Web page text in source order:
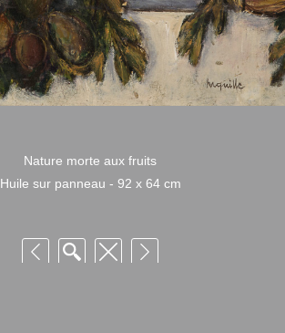
Nature morte aux fruits
Huile sur panneau - 92 x 64 cm